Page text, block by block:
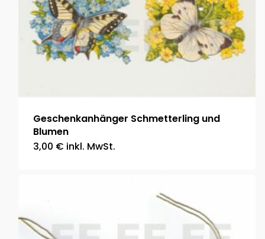
Geschenkanhänger Schmetterling und
Blumen
3,00 € inkl. MwSt.